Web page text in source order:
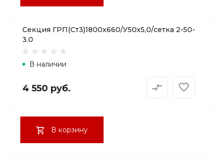
Секция ГРП(Ст3)1800х660/У50х5,0/сетка 2-50-
3.0
В наличии
4 550 руб.
В корзину